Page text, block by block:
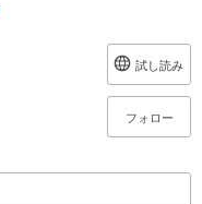
試し読み
フォロー